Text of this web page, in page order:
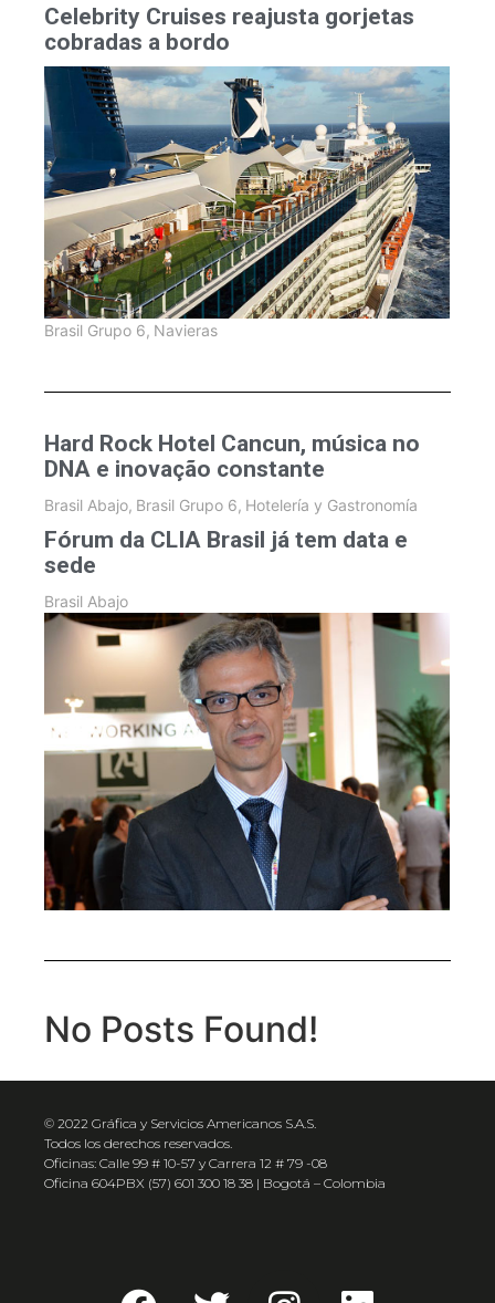
Celebrity Cruises reajusta gorjetas
cobradas a bordo
Brasil Grupo 6, Navieras
Hard Rock Hotel Cancun, música no
DNA e inovação constante
Brasil Abajo, Brasil Grupo 6, Hotelería y Gastronomía
Fórum da CLIA Brasil já tem data e
sede
Brasil Abajo
No Posts Found!
© 2022 Gráfica y Servicios Americanos S.A.S.
Todos los derechos reservados.
Oficinas: Calle 99 # 10-57 y Carrera 12 # 79 -08
Oficina 604PBX (57) 601 300 18 38 | Bogotá – Colombia